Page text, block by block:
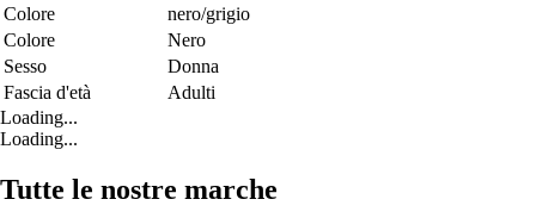
Colore
nero/grigio
Colore
Nero
Sesso
Donna
Fascia d'età
Adulti
Loading...
Loading...
Tutte le nostre marche